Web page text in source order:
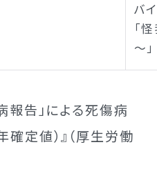
バ
「
～」
報告」による死傷病
定値）』（厚生労働